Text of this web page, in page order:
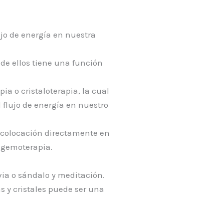
de energía en nuestra
ellos tiene una función
o cristaloterapia, la cual
flujo de energía en nuestro
directamente en
o sándalo y meditación.
y cristales puede ser una